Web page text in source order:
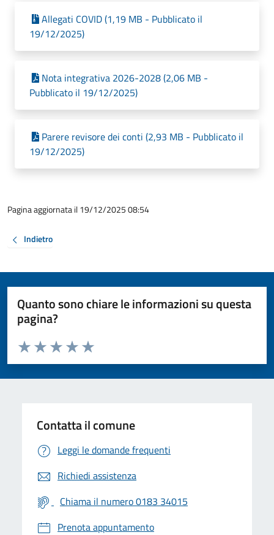
Allegati COVID (1,19 MB - Pubblicato il
19/12/2025)
Nota integrativa 2026-2028 (2,06 MB -
Pubblicato il 19/12/2025)
Parere revisore dei conti (2,93 MB - Pubblicato il
19/12/2025)
Pagina aggiornata il 19/12/2025 08:54
Indietro
Quanto sono chiare le informazioni su questa
pagina?
Valuta da 1 a 5 stelle la pagina
Valuta 5 stelle su 5
Valuta 4 stelle su 5
Valuta 3 stelle su 5
Valuta 2 stelle su 5
Valuta 1 stelle su 5
Contatta il comune
Leggi le domande frequenti
Richiedi assistenza
Chiama il numero 0183 34015
Prenota appuntamento